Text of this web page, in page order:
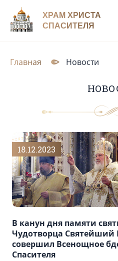
ХРАМ ХРИСТА
СПАСИТЕЛЯ
Главная Новости
18.12.2023
В канун дня памяти
Чудотворца Святейший
совершил Всенощное
Спасителя